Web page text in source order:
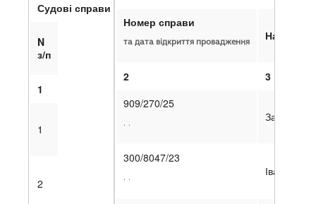
Номер справи
та дата відкриття провадження
2
3
909/270/25
. . Західний
300/8047/23
. . Івано-
Судові справи емітента
N
з/п
1
1
2